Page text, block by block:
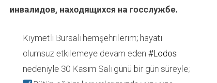
инвалидов, находящихся на госслужбе.
Kıymetli Bursalı hemşehrilerim; hayatı
olumsuz etkilemeye devam eden #Lodos
nedeniyle 30 Kasım Salı günü bir gün süreyle;